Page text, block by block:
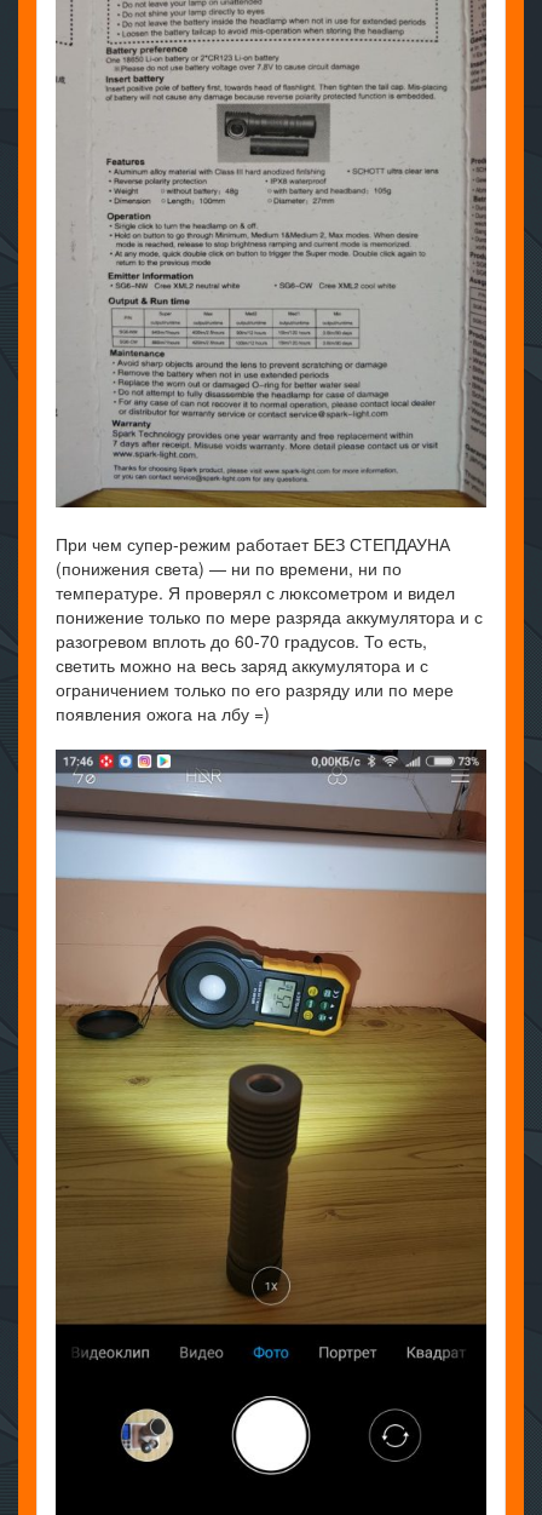
При чем супер-режим работает БЕЗ СТЕПДАУНА
(понижения света) — ни по времени, ни по
температуре. Я проверял с люксометром и видел
понижение только по мере разряда аккумулятора и с
разогревом вплоть до 60-70 градусов. То есть,
светить можно на весь заряд аккумулятора и с
ограничением только по его разряду или по мере
появления ожога на лбу =)